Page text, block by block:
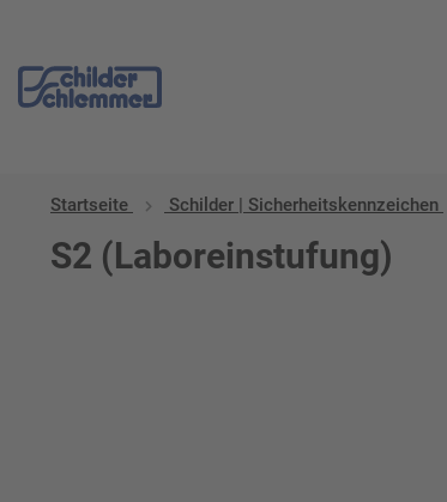
Startseite Schilder | Sicherheitskennzeichen
S2 (Laboreinstufung)